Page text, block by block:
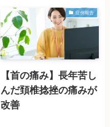
症例報告
【首の痛み】長年苦し
んだ頚椎捻挫の痛みが
改善